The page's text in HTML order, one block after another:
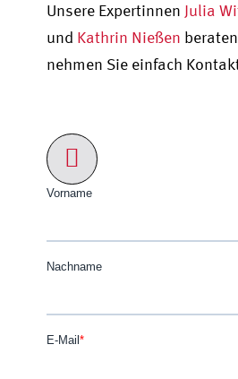
Unsere Expertinnen Julia
und Kathrin Nießen
nehmen Sie einfach